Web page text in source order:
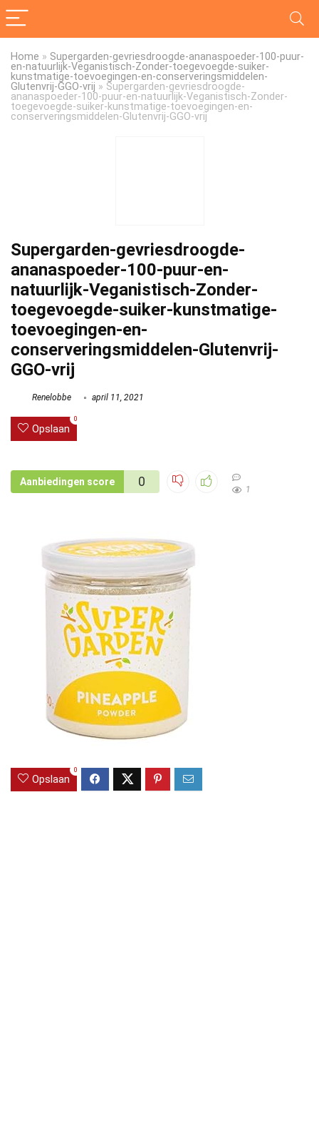
Home » Supergarden-gevriesdroogde-ananaspoeder-100-puur-
en-natuurlijk-Veganistisch-Zonder-toegevoegde-suiker-
kunstmatige-toevoegingen-en-conserveringsmiddelen-
Glutenvrij-GGO-vrij » Supergarden-gevriesdroogde-
ananaspoeder-100-puur-en-natuurlijk-Veganistisch-Zonder-
toegevoegde-suiker-kunstmatige-toevoegingen-en-
conserveringsmiddelen-Glutenvrij-GGO-vrij
Supergarden-gevriesdroogde-
ananaspoeder-100-puur-en-
natuurlijk-Veganistisch-Zonder-
toegevoegde-suiker-kunstmatige-
toevoegingen-en-
conserveringsmiddelen-Glutenvrij-
GGO-vrij
Renelobbe april 11, 2021
Opslaan
0
Aanbiedingen score 0
1
Opslaan
0